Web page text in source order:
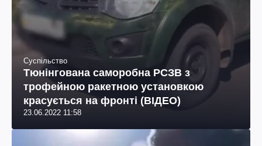
Суспільство
Тюнінгована саморобна РСЗВ з
трофейною ракетною установкою
красується на фронті (ВІДЕО)
23.06.2022 11:58